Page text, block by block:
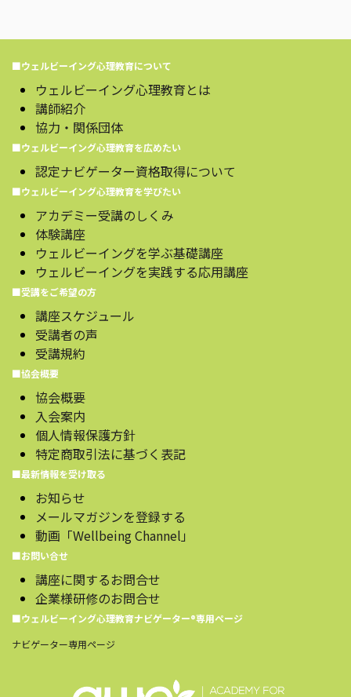
■ウェルビーイング心理教育について
ウェルビーイング心理教育とは
講師紹介
協力・関係団体
■ウェルビーイング心理教育を広めたい
認定ナビゲーター資格取得について
■ウェルビーイング心理教育を学びたい
アカデミー受講のしくみ
体験講座
ウェルビーイングを学ぶ基礎講座
ウェルビーイングを実践する応用講座
■受講をご希望の方
講座スケジュール
受講者の声
受講規約
■協会概要
協会概要
入会案内
個人情報保護方針
特定商取引法に基づく表記
■最新情報を受け取る
お知らせ
メールマガジンを登録する
動画「Wellbeing Channel」
■お問い合せ
講座に関するお問合せ
企業様研修のお問合せ
■ウェルビーイング心理教育ナビゲーター®️専用ページ
ナビゲーター専用ページ